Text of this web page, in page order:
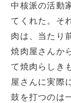
中核派の活動
てくれた。そ
肉は、当たり
焼肉屋さんか
て焼肉らしき
屋さんに実際
鼓を打つのは